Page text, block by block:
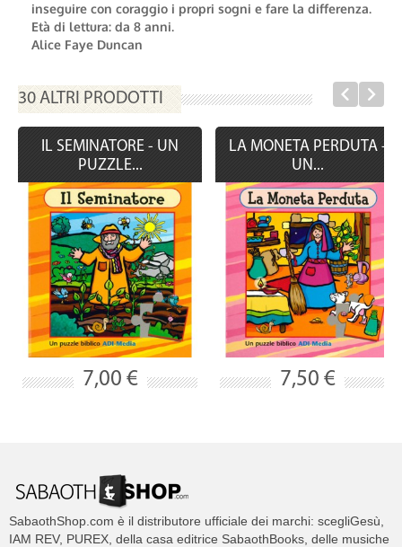
inseguire con coraggio i propri sogni e fare la differenza.
Età di lettura: da 8 anni.
Alice Faye Duncan
30 ALTRI PRODOTTI
IL SEMINATORE - UN
PUZZLE...
7,00 €
LA MONETA PERDUTA -
UN...
7,50 €
SabaothShop.com è il distributore ufficiale dei marchi: scegliGesù,
IAM REV, PUREX, della casa editrice SabaothBooks, delle musiche